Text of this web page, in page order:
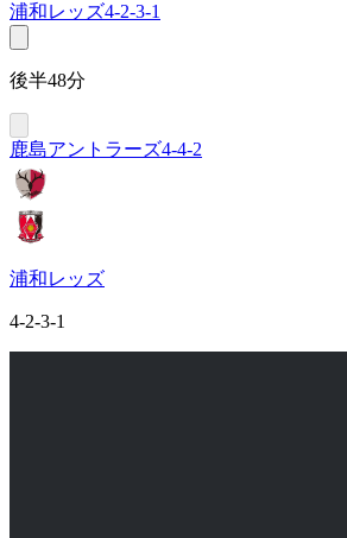
浦和レッズ4-2-3-1
後半48分
鹿島アントラーズ4-4-2
浦和レッズ
4-2-3-1